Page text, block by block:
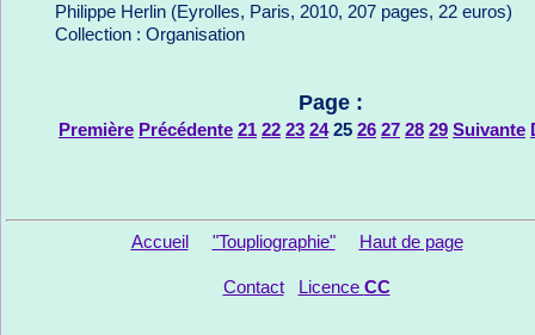
Philippe Herlin (Eyrolles, Paris, 2010, 207 pages, 22 euros)
Collection : Organisation
Page :
Première Précédente 21 22 23 24 25 26 27 28 29 Suivante
Accueil "Toupliographie" Haut de page
Contact Licence CC